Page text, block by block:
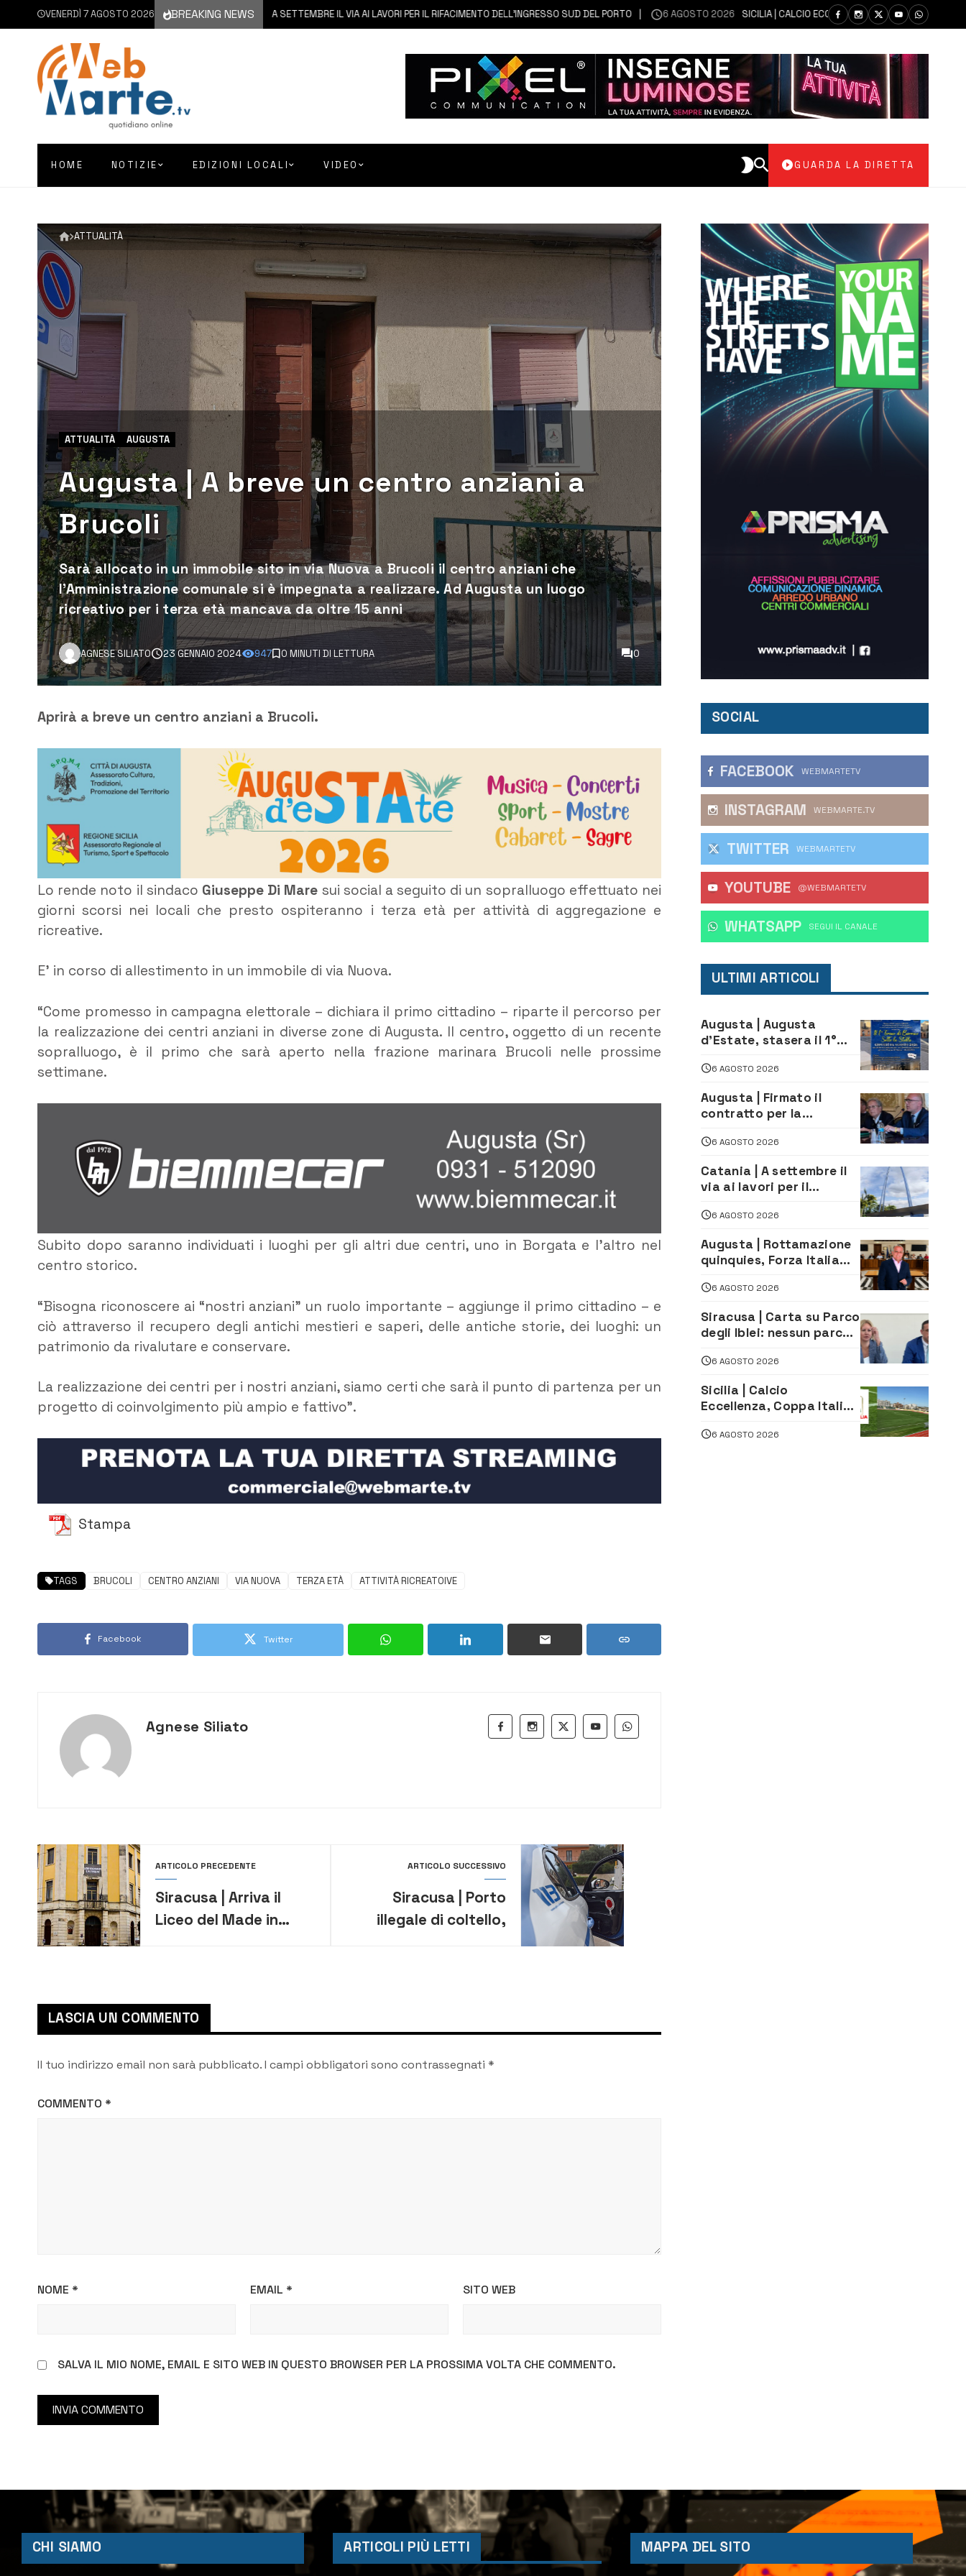
VENERDÌ 7 AGOSTO 2026 BREAKING NEWS
6 AGOSTO 2026 CATANIA | A SETTEMBRE IL VIA AI LAVORI PER IL RIFACIMENTO DELL’INGRESSO SUD DEL PORTO 6 AGOSTO 2026 SICILIA | CALCIO ECCELLENZA, COPPA ITALIA: IL 30 AGOSTO
HOME NOTIZIE EDIZIONI LOCALI VIDEO GUARDA LA DIRETTA
ATTUALITÀ
ATTUALITÀ AUGUSTA
Augusta | A breve un centro anziani a
Brucoli
Sarà allocato in un immobile sito in via Nuova a Brucoli il centro anziani che
l'Amministrazione comunale si è impegnata a realizzare. Ad Augusta un luogo
ricreativo per i terza età mancava da oltre 15 anni
AGNESE SILIATO 23 GENNAIO 2024 947 0 MINUTI DI LETTURA 0
Aprirà a breve un centro anziani a Brucoli.
Lo rende noto il sindaco Giuseppe Di Mare sui social a seguito di un sopralluogo effettuato nei
giorni scorsi nei locali che presto ospiteranno i terza età per attività di aggregazione e
ricreative.
E’ in corso di allestimento in un immobile di via Nuova.
“Come promesso in campagna elettorale – dichiara il primo cittadino – riparte il percorso per
la realizzazione dei centri anziani in diverse zone di Augusta. Il centro, oggetto di un recente
sopralluogo, è il primo che sarà aperto nella frazione marinara Brucoli nelle prossime
settimane.
Subito dopo saranno individuati i luoghi per gli altri due centri, uno in Borgata e l’altro nel
centro storico.
“Bisogna riconoscere ai “nostri anziani” un ruolo importante – aggiunge il primo cittadino – e
ciò attraverso il recupero degli antichi mestieri e saperi, delle antiche storie, dei luoghi: un
patrimonio da rivalutare e conservare.
La realizzazione dei centri per i nostri anziani, siamo certi che sarà il punto di partenza per un
progetto di coinvolgimento più ampio e fattivo”.
Stampa
TAGS BRUCOLI CENTRO ANZIANI VIA NUOVA TERZA ETÀ ATTIVITÀ RICREATOIVE
Facebook Twitter
Agnese Siliato
ARTICOLO PRECEDENTE
Siracusa | Arriva il
Liceo del Made in
ARTICOLO SUCCESSIVO
Siracusa | Porto
illegale di coltello,
LASCIA UN COMMENTO
Il tuo indirizzo email non sarà pubblicato.I campi obbligatori sono contrassegnati *
COMMENTO *
NOME * EMAIL * SITO WEB
SALVA IL MIO NOME, EMAIL E SITO WEB IN QUESTO BROWSER PER LA PROSSIMA VOLTA CHE COMMENTO.
SOCIAL
FACEBOOK WEBMARTETV
INSTAGRAM WEBMARTE.TV
TWITTER WEBMARTETV
YOUTUBE @WEBMARTETV
WHATSAPP ‎SEGUI IL CANALE
ULTIMI ARTICOLI
Augusta | Augusta
d’Estate, stasera il 1°
le Stelle: piazza
D’Astorga già sold out
6 AGOSTO 2026
Augusta | Firmato il
contratto per la
depuratore delle acque
6 AGOSTO 2026
Catania | A settembre il
via ai lavori per il
sud del porto
6 AGOSTO 2026
Augusta | Rottamazione
quinquies, Forza Italia
«La proposta è nostra»
6 AGOSTO 2026
Siracusa | Carta su Parco
degli Iblei: nessun parco
comunità e il territorio
6 AGOSTO 2026
Sicilia | Calcio
Eccellenza, Coppa Italia:
andata
6 AGOSTO 2026
CHI SIAMO ARTICOLI PIÙ LETTI MAPPA DEL SITO